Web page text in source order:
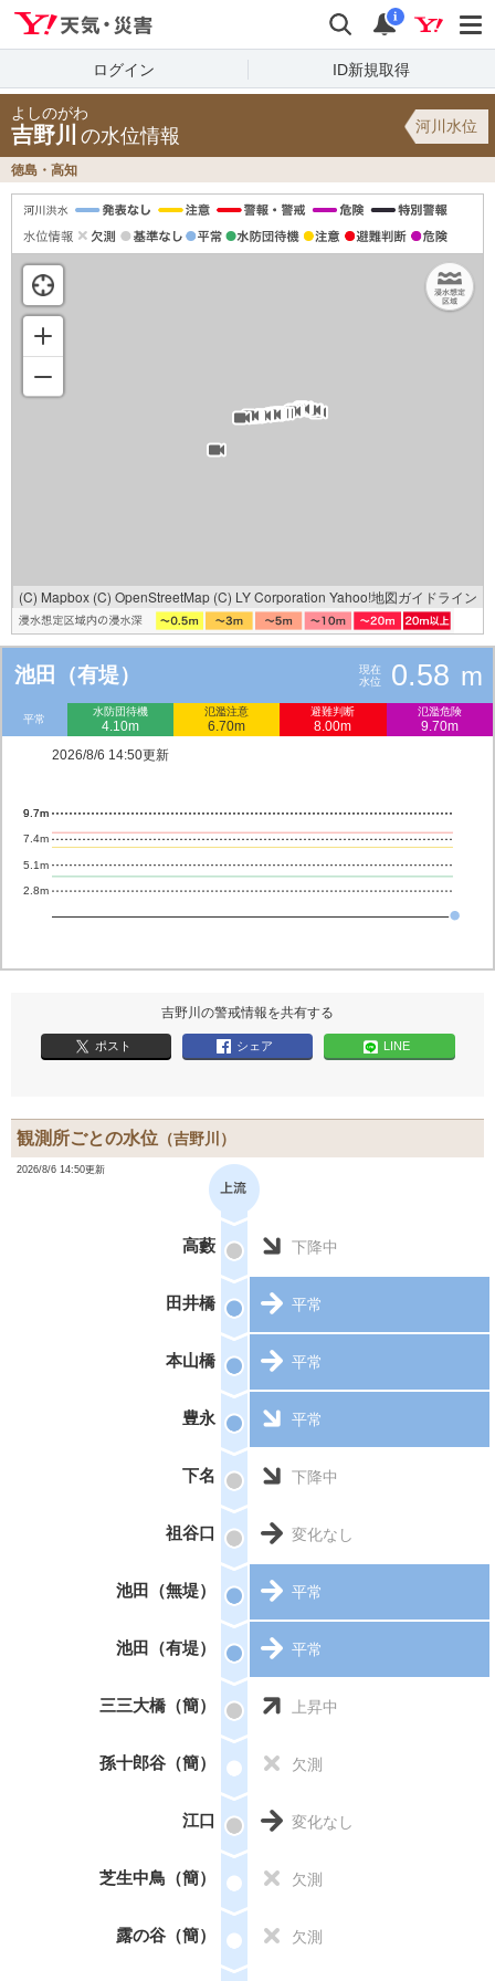
検索 通知
i
ログイン ID新規取得
よしのがわ
吉野川 の水位情報 河川水位
徳島・高知
(C) Mapbox (C) OpenStreetMap (C) LY Corporation Yahoo!地図ガイドライン
池田（有堤）
現在
水位
0.58 m
平常
水防団待機
4.10m
氾濫注意
6.70m
避難判断
8.00m
氾濫危険
9.70m
2026/8/6 14:50更新
2.8m
5.1m
7.4m
9.7m
9.7m
吉野川の警戒情報を共有する
ポスト シェア LINE
観測所ごとの水位 （吉野川）
2026/8/6 14:50更新
高藪 下降中
田井橋 平常
本山橋 平常
豊永 平常
下名 下降中
祖谷口 変化なし
池田（無堤） 平常
池田（有堤） 平常
三三大橋（簡） 上昇中
孫十郎谷（簡） 欠測
江口 変化なし
芝生中鳥（簡） 欠測
露の谷（簡） 欠測